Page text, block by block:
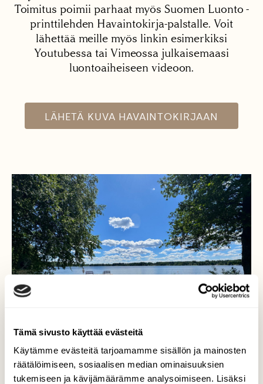
Tämä sivusto käyttää evästeitä
Käytämme evästeitä tarjoamamme sisällön ja mainosten
räätälöimiseen, sosiaalisen median ominaisuuksien
tukemiseen ja kävijämäärämme analysoimiseen. Lisäksi
Toimitus poimii parhaat myös Suomen Luonto -
printtilehden Havaintokirja-palstalle. Voit
lähettää meille myös linkin esimerkiksi
Youtubessa tai Vimeossa julkaisemaasi
luontoaiheiseen videoon.
LÄHETÄ KUVA HAVAINTOKIRJAAN